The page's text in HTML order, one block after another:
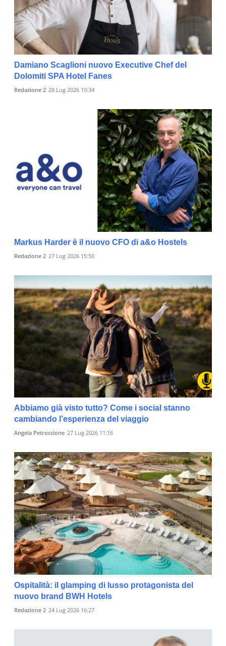
Damiano Scaglioni nuovo Executive Chef del
Dolomiti SPA Hotel Fanes
Redazione 2 28 Lug 2026 10:34
Markus Harder è il nuovo CFO di a&o Hostels
Redazione 2 27 Lug 2026 15:50
Abbiamo già visto tutto? Come i social stanno
cambiando l’esperienza del viaggio
Angela Petroccione 27 Lug 2026 11:16
Ospitalità: il glamping di lusso protagonista del
nuovo brand BWH Hotels
Redazione 2 24 Lug 2026 16:27